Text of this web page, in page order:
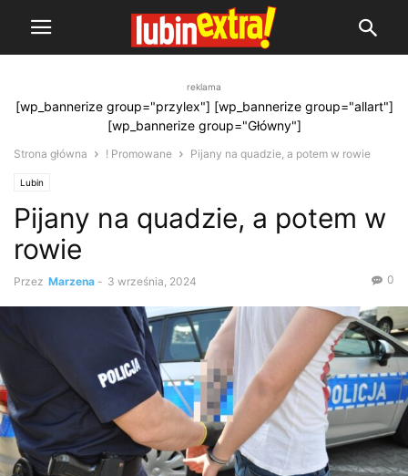
reklama
[wp_bannerize group="przylex"] [wp_bannerize group="allart"]
[wp_bannerize group="Główny"]
Strona główna ! Promowane Pijany na quadzie, a potem w rowie
Lubin
Pijany na quadzie, a potem w
rowie
Przez Marzena - 3 września, 2024 0